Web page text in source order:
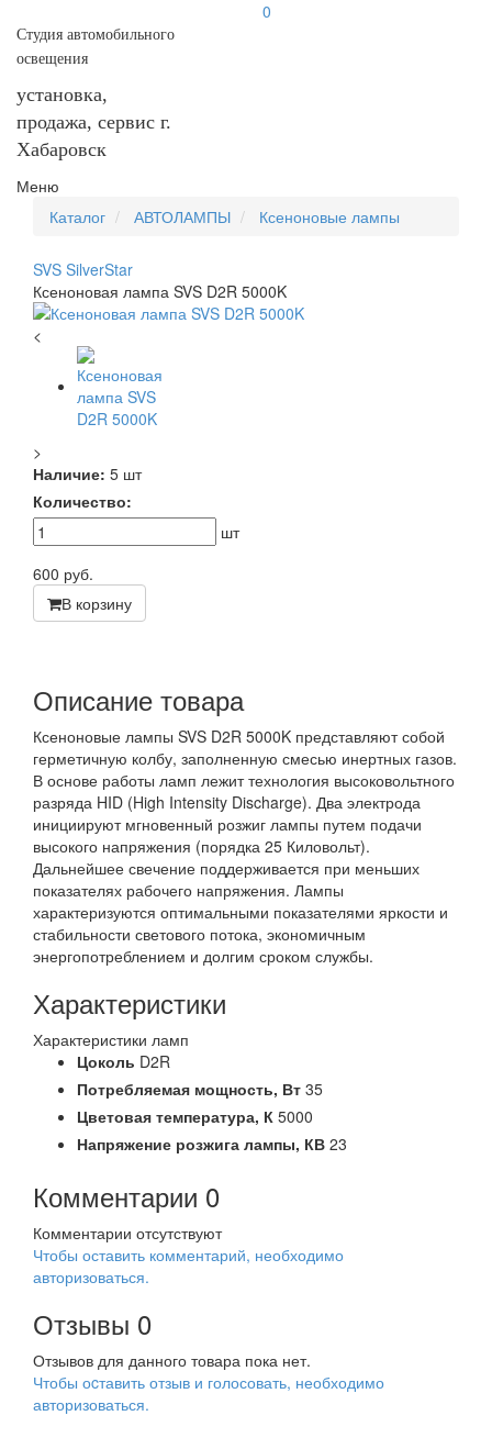
Студия автомобильного
освещения
установка,
продажа, сервис г.
Хабаровск
0
Меню
Каталог
АВТОЛАМПЫ Ксеноновые лампы
SVS SilverStar
Ксеноновая лампа SVS D2R 5000K
<
>
Наличие: 5 шт
Количество:
шт
600 руб.
В корзину
Описание товара
Ксеноновые лампы SVS D2R 5000K представляют собой
герметичную колбу, заполненную смесью инертных газов.
В основе работы ламп лежит технология высоковольтного
разряда HID (High Intensity Discharge). Два электрода
инициируют мгновенный розжиг лампы путем подачи
высокого напряжения (порядка 25 Киловольт).
Дальнейшее свечение поддерживается при меньших
показателях рабочего напряжения. Лампы
характеризуются оптимальными показателями яркости и
стабильности светового потока, экономичным
энергопотреблением и долгим сроком службы.
Характеристики
Характеристики ламп
Цоколь D2R
Потребляемая мощность, Вт 35
Цветовая температура, К 5000
Напряжение розжига лампы, КВ 23
Комментарии 0
Комментарии отсутствуют
Чтобы оставить комментарий, необходимо
авторизоваться.
Отзывы 0
Отзывов для данного товара пока нет.
Чтобы оcтавить отзыв и голосовать, необходимо
авторизоваться.